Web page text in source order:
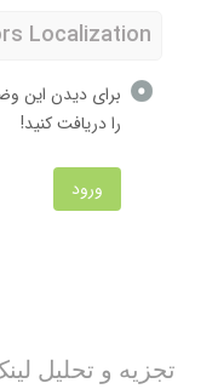
Localization
برای دیدن این
را دریافت کنید!
ورود
تجزیه و تحلیل